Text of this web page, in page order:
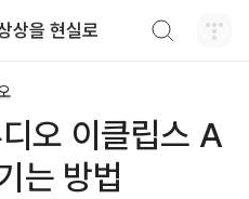
상을 현실로
오 이클립스 A
는 방법